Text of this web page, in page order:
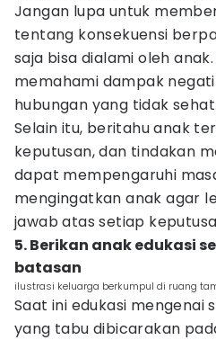
Jangan lupa untuk
tentang konsekuensi
saja bisa dialami oleh
memahami dampak
hubungan yang tidak sehat.
Selain itu, beritahu anak
keputusan, dan tindakan
dapat mempengaruhi
mengingatkan anak agar
jawab atas setiap
5. Berikan anak edukasi
batasan
ilustrasi keluarga berkumpul di ruang
Saat ini edukasi mengenai
yang tabu dibicarakan